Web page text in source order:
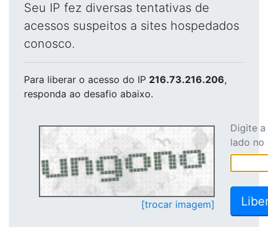
Seu IP fez diversas tentativas de
acessos suspeitos a sites hospedados
conosco.
Para liberar o acesso do IP 216.73.216.206,
responda ao desafio abaixo.
[trocar imagem]
Digite
lado no